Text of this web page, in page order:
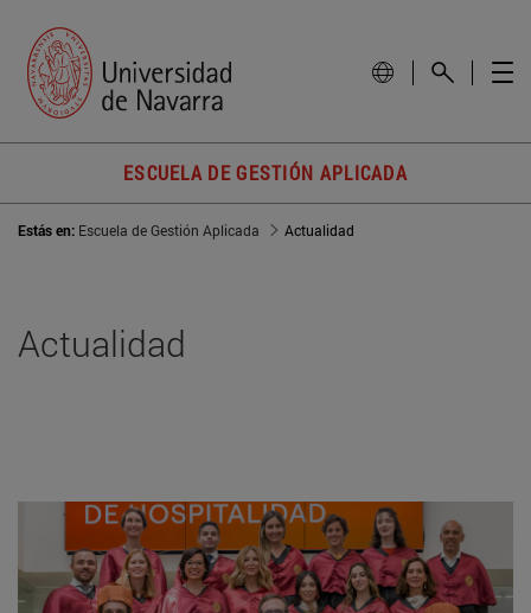
ESCUELA DE GESTIÓN APLICADA
Estás en: Escuela de Gestión Aplicada Actualidad
Actualidad